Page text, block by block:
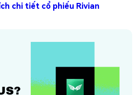
chi tiết cổ phiếu Rivian